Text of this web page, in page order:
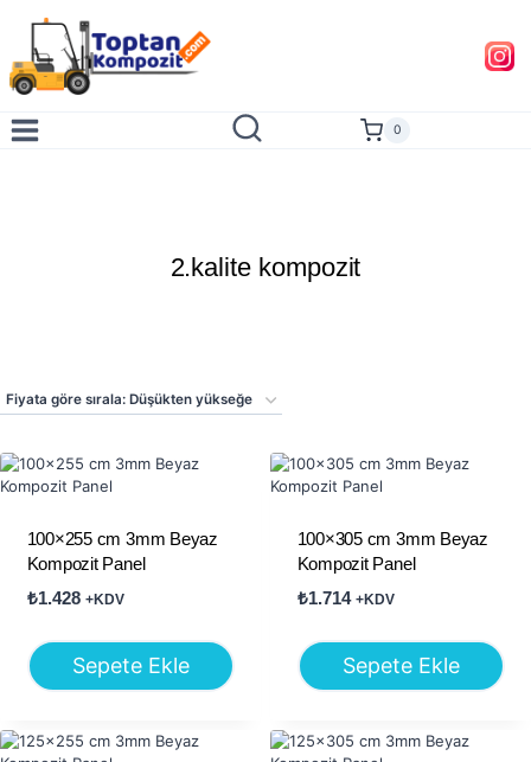
content
0
2.kalite kompozit
100×255 cm 3mm Beyaz
Kompozit Panel
₺1.428 +KDV
Sepete Ekle
100×305 cm 3mm Beyaz
Kompozit Panel
₺1.714 +KDV
Sepete Ekle